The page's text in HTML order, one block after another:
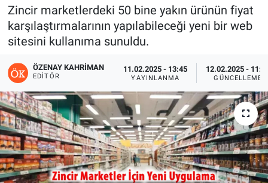
Zincir marketlerdeki 50 bine yakın ürünün fiyat
karşılaştırmalarının yapılabileceği yeni bir web
sitesini kullanıma sunuldu.
ÖZENAY KAHRIMAN
EDITÖR
11.02.2025 - 13:45
YAYINLANMA
12.02.2025 -
GÜNCELLEME